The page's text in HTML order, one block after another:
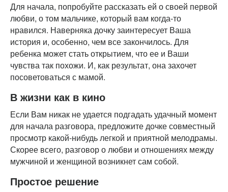
Для начала, попробуйте рассказать ей о своей первой
любви, о том мальчике, который вам когда-то
нравился. Наверняка дочку заинтересует Ваша
история и, особенно, чем все закончилось. Для
ребенка может стать открытием, что ее и Ваши
чувства так похожи. И, как результат, она захочет
посоветоваться с мамой.
В жизни как в кино
Если Вам никак не удается подгадать удачный момент
для начала разговора, предложите дочке совместный
просмотр какой-нибудь легкой и приятной мелодрамы.
Скорее всего, разговор о любви и отношениях между
мужчиной и женщиной возникнет сам собой.
Простое решение